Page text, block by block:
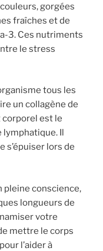
gorgées
fraîches et de
3. Ces nutriments
le stress
tous les
un collagène de
corporel est le
Il
s’épuiser lors de
pleine conscience,
longueurs de
votre
mettre le corps
l’aider à